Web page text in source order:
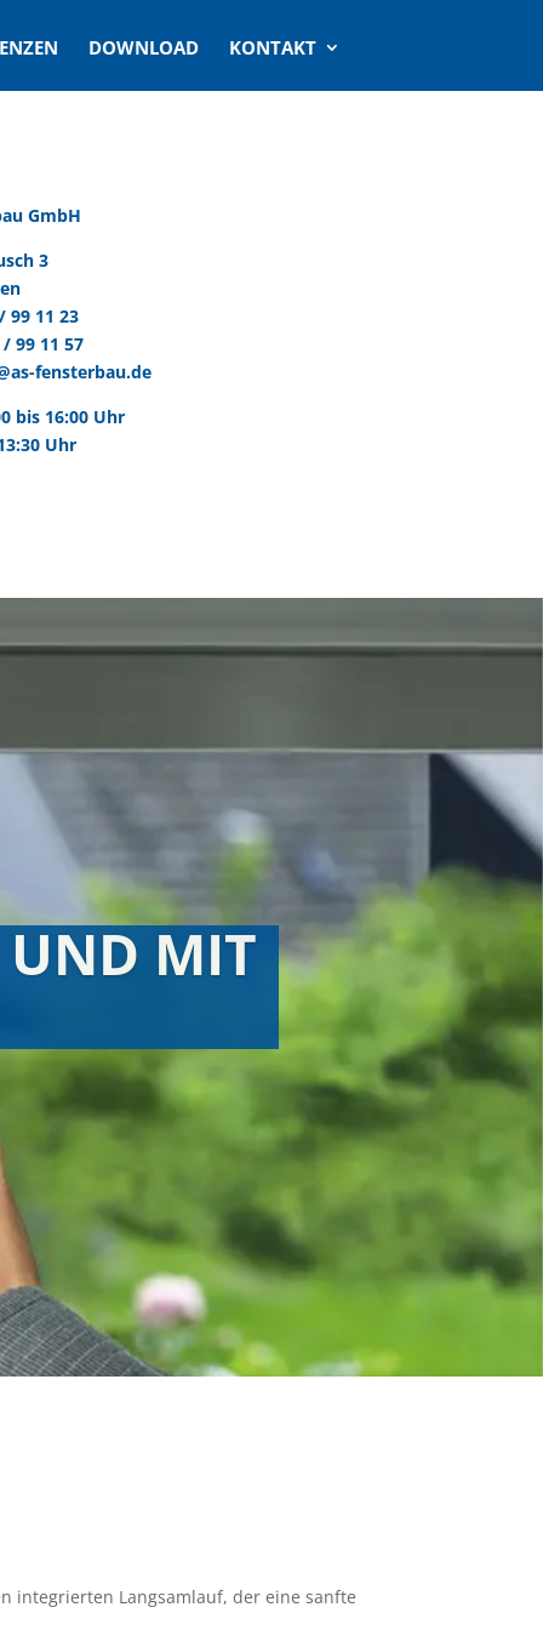
DOWNLOAD KONTAKT
GmbH
3
99 11 23
/ 99 11 57
fensterbau.de
bis 16:00 Uhr
Uhr
UND MIT
integrierten Langsamlauf, der eine sanfte